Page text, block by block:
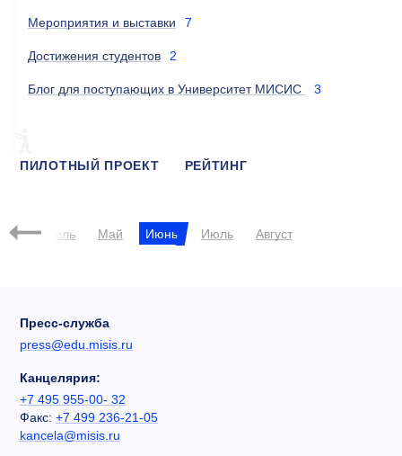
Мероприятия и выставки 7
Достижения студентов 2
Блог для поступающих в Университет МИСИС 3
ПИЛОТНЫЙ ПРОЕКТ РЕЙТИНГ
Апрель Май Июнь Июль Август
Пресс-служба
press@edu.misis.ru
Канцелярия:
+7 495 955-00- 32
Факс: +7 499 236-21-05
kancela@misis.ru